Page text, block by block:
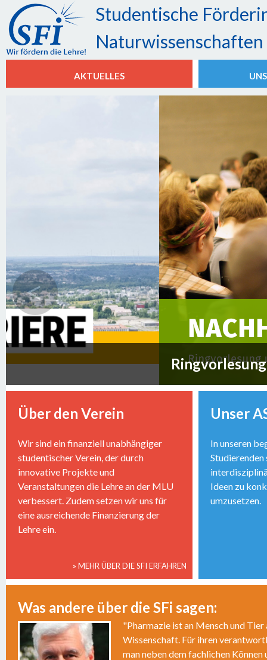
Studentische
Naturwissenschaften
Ringvorlesung "Nachhaltigkeit" im
Über den Verein
Wir sind ein finanziell unabhängiger
studentischer Verein, der durch
innovative Projekte und
Veranstaltungen die Lehre an der MLU
verbessert. Zudem setzen wir uns für
eine ausreichende Finanzierung der
Lehre ein.
» MEHR ÜBER DIE SFI ERFAHREN
Unser
In unseren
Ideen zu
umzusetzen.
Was andere über die SFi sagen:
"Pharmazie ist an Mensch und Tier
Wissenschaft. Für ihren
man neben dem fachlichen
AKTUELLES